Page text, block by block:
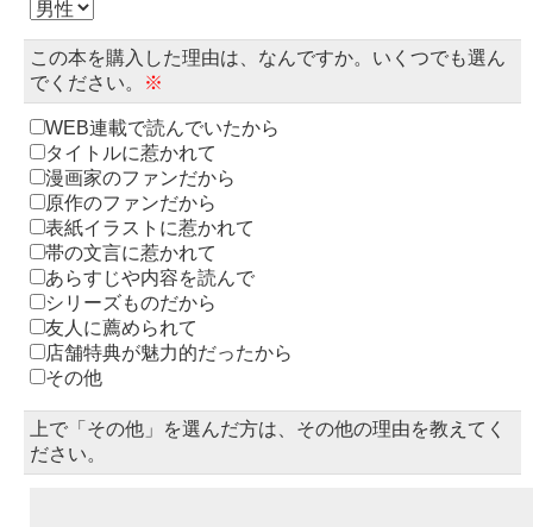
この本を購入した理由は、なんですか。いくつでも選ん
でください。
※
WEB連載で読んでいたから
タイトルに惹かれて
漫画家のファンだから
原作のファンだから
表紙イラストに惹かれて
帯の文言に惹かれて
あらすじや内容を読んで
シリーズものだから
友人に薦められて
店舗特典が魅力的だったから
その他
上で「その他」を選んだ方は、その他の理由を教えてく
ださい。